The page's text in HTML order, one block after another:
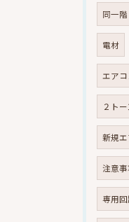
同一階
電材
エア
２ト
新規
注意事
専用